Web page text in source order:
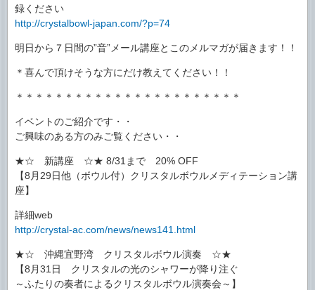
録ください
http://crystalbowl-japan.com/?p=74
明日から７日間の”音”メール講座とこのメルマガが届きます！！
＊喜んで頂けそうな方にだけ教えてください！！
＊＊＊＊＊＊＊＊＊＊＊＊＊＊＊＊＊＊＊＊＊＊＊
イベントのご紹介です・・
ご興味のある方のみご覧ください・・
★☆ 新講座 ☆★ 8/31まで 20% OFF
【8月29日他（ボウル付）クリスタルボウルメディテーション講
座】
詳細web
http://crystal-ac.com/news/news141.html
★☆ 沖縄宜野湾 クリスタルボウル演奏 ☆★
【8月31日 クリスタルの光のシャワーが降り注ぐ
～ふたりの奏者によるクリスタルボウル演奏会～】